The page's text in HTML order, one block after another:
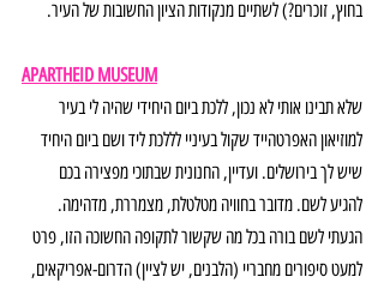
בחוץ, זוכרים?) לשתיים מנקודות הציון החשובות של העיר.
APARTHEID MUSEUM
שלא תבינו אותי לא נכון, ללכת ביום היחידי שהיה לי בעיר
למוזיאון האפרטהייד שקול בעיניי לללכת ליד ושם ביום היחיד
שיש לך בירושלים. ועדיין, החנונית שבתוכי מפצירה בכם
להגיע לשם. מדובר בחוויה מטלטלת, מצמררת, מדהימה.
הגעתי לשם בורה בכל מה שקשור לתקופה החשוכה הזו, פרט
למעט סיפורים מחבריי (הלבנים, יש לציין) הדרום-אפריקאים,